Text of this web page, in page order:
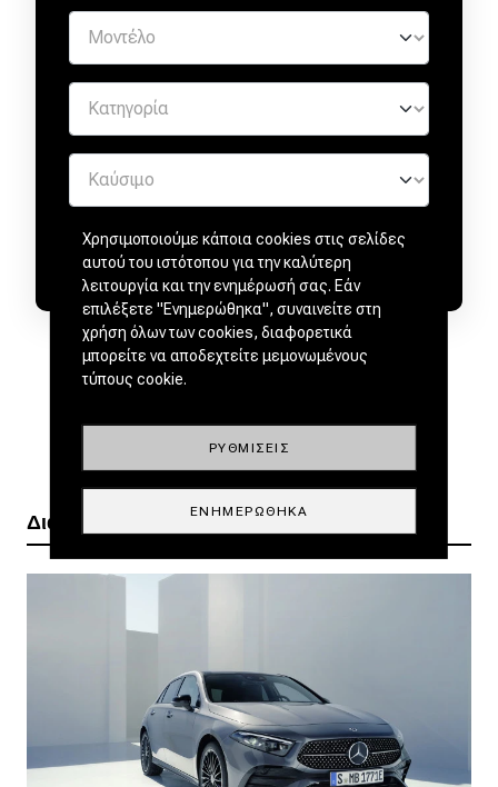
Διαβάστε ακόμα
Χρησιμοποιούμε κάποια cookies στις σελίδες
αυτού του ιστότοπου για την καλύτερη
λειτουργία και την ενημέρωσή σας. Εάν
επιλέξετε "Ενημερώθηκα", συναινείτε στη
χρήση όλων των cookies, διαφορετικά
μπορείτε να αποδεχτείτε μεμονωμένους
τύπους cookie.
ΡΥΘΜΊΣΕΙΣ
ΕΝΗΜΕΡΏΘΗΚΑ